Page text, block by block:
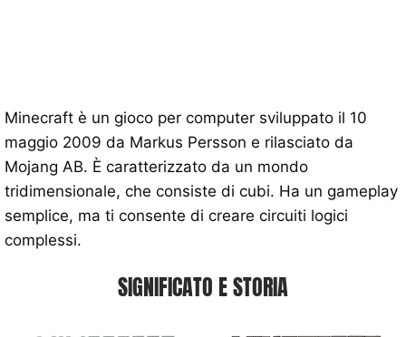
Minecraft è un gioco per computer sviluppato il 10
maggio 2009 da Markus Persson e rilasciato da
Mojang AB. È caratterizzato da un mondo
tridimensionale, che consiste di cubi. Ha un gameplay
semplice, ma ti consente di creare circuiti logici
complessi.
SIGNIFICATO E STORIA